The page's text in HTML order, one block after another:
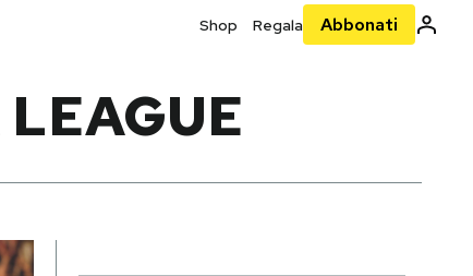
Shop Regala Abbonati